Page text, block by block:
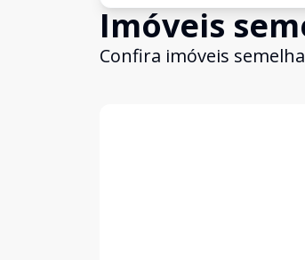
Imóveis
Confira imóveis